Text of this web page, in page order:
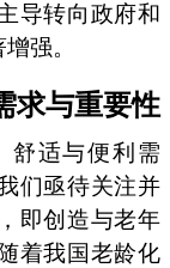
导转向政府和
强。
求与重要性
舒适与便利需
们亟待关注并
即创造与老年
着我国老龄化